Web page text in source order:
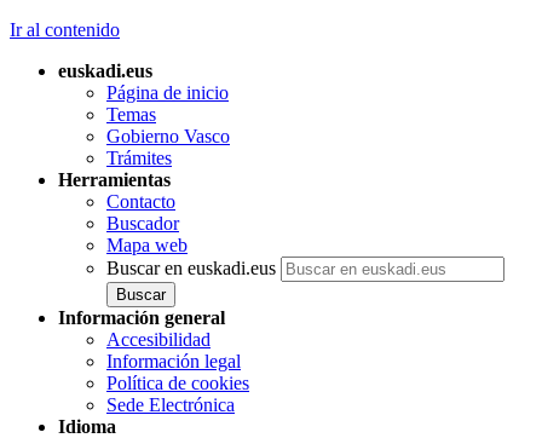
Ir al contenido
euskadi.eus
Página de inicio
Temas
Gobierno Vasco
Trámites
Herramientas
Contacto
Buscador
Mapa web
Buscar en euskadi.eus
Información general
Accesibilidad
Información legal
Política de cookies
Sede Electrónica
Idioma